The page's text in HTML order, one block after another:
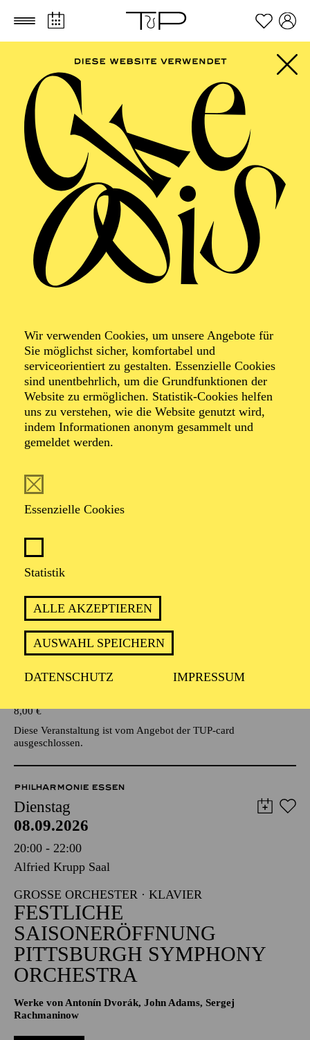
Zum Hauptinhalt springen Zum Footer springen
Wir verwenden Cookies, um unsere Angebote für
Sie möglichst sicher, komfortabel und
serviceorientiert zu gestalten. Essenzielle Cookies
sind unentbehrlich, um die Grundfunktionen der
Website zu ermöglichen. Statistik-Cookies helfen
uns zu verstehen, wie die Website genutzt wird,
indem Informationen anonym gesammelt und
gemeldet werden.
Essenzielle Cookies
Statistik
ALLE AKZEPTIEREN
AUSWAHL SPEICHERN
DATENSCHUTZ IMPRESSUM
FILTER
SEPTEMBER 2026
PHILHARMONIE ESSEN
Freitag
04.09.2026
20:00 - 23:00
Alfried Krupp Saal
Veranstalter: Theater-, Konzert- u. Gastspieldirektion OTTO
HOFNER GMBH
TICKETS
55,20 52,70€
Die Veranstaltung ist vom Angebot der TUPcard ausgeschlossen.
Samstag
05.09.2026
Grillo-Theater
BLICK AUF DEN IRAN –
STIMMEN ZUR AKTUELLEN
LAGE
Veranstalter: Eine Kooperationsveranstaltung mit der Stadt
Essen
8,00€
Diese Veranstaltung ist vom Angebot der TUP-card
ausgeschlossen.
PHILHARMONIE ESSEN
Dienstag
08.09.2026
20:00 - 22:00
Alfried Krupp Saal
GROSSE ORCHESTER · KLAVIER
FESTLICHE
SAISONERÖFFNUNG
PITTSBURGH SYMPHONY
ORCHESTRA
Werke von Antonín Dvorák, John Adams, Sergej
Rachmaninow